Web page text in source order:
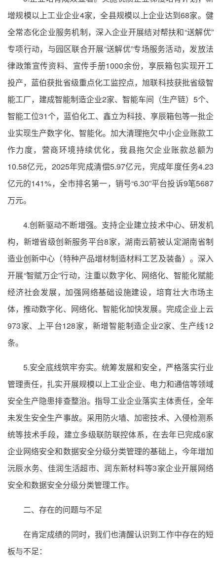
增规模以上工业企业4家，全县规模以上企业达到68家。健
全常态化企业服务机制，深入企业开展结对帮扶和“送解优”
专项行动，与园区联合开展“送解优”专场服务活动，发放法
律政策宣传资料、宣传手册1000余份，享辰箱包实现开工
投产，蓝伯获批省级重点化工监控点，旭联科技获批省级智
能工厂，建成智能制造企业2家、智能车间（生产链）5个、
智能工位31个，蓝伯化工、鑫立为科技、享辰箱包等一批企
业实现生产数字化、智能化。加大清理拖欠中小企业账款工
作力度，营商环境持续优化，我县拖欠企业账款总额为
10.58亿元，2025年完成清偿5.97亿元，完成年度任务4.23
亿元的141%，全市排名第一，销号“6.30”平台投诉9笔5687
万元。
4.创新驱动不断增强。支持企业建立技术中心、研发机
构，新增省级创新服务平台8家，湖南云箭被认定湖南省制
造业创新中心（特种产品增材制造材料工艺及装备）。深入
开展“智赋万企”行动，注重以数字化、网络化、智能化赋能
经济社会发展，加强网络基础设施建设，培育壮大市场主
体，推动数字化、网络化、智能化加快发展。完成企业上云
973家、上平台128家，新增智能制造企业2家、生产线12
条。
5.安全底线筑牢夯实。统筹发展和安全，严格落实行业
管理责任，扎实开展规模以上工业企业、电力和通信等领域
安全生产隐患排查整治。指导工业企业落实主体责任，全年
未发生安全生产事故。采用防火墙、加密技术、入侵检测系
统等技术手段，建立多级联防联控体系，在去年已完成6家
企业网络安全和数据安全分级分类管理的基础上，今年增加
沅辰水务、佳润生活超市、润东新材料等3家企业开展网络
安全和数据安全分级分类管理工作。
二、存在的问题与不足
在肯定成绩的同时，我们也清醒认识到工作中存在的短
板与不足：